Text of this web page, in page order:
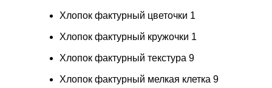
Хлопок фактурный цветочки 1
Хлопок фактурный кружочки 1
Хлопок фактурный текстура 9
Хлопок фактурный мелкая клетка 9